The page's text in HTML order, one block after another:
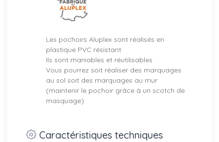
Les pochoirs Aluplex sont réalisés en
plastique PVC résistant
Ils sont maniables et réutilisables
Vous pourrez soit réaliser des marquages
au sol soit des marquages au mur
(maintenir le pochoir grâce à un scotch de
masquage)
Caractéristiques techniques